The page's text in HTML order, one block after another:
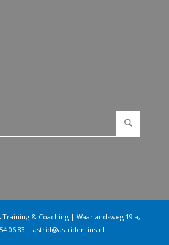
Training & Coaching | Waarlandsweg 19 a,
06 83 | astrid@astridentius.nl